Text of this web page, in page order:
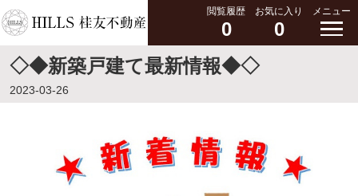
閲覧履歴
0
お気に入り
0
メニュー
◇◆新築戸建て最新情報◆◇
2023-03-26